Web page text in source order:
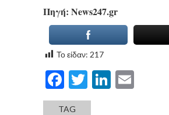
Πηγή: Νews247.gr
Το είδαν: 217
Facebook
TwitterLinkedIn
TAG